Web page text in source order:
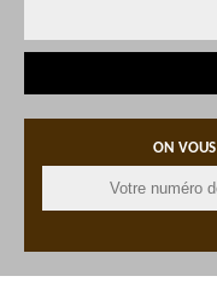
ON VOUS